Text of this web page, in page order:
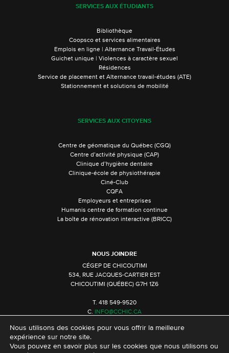
SERVICES AUX ÉTUDIANTS
Bibliothèque
Coopsco et services alimentaires
Emplois en ligne | Alternance Travail-Études
Guichet unique | Violences à caractère sexuel
Résidences
Service de placement et Alternance travail-études (ATE)
Stationnement et solutions de mobilité
SERVICES AUX CITOYENS
Centre de géomatique du Québec (CGQ)
Centre d’activité physique (CAP)
Clinique d’hygiène dentaire
Clinique-école de physiothérapie
Ciné-Club
CQFA
Employeurs et entreprises
Humanis centre de formation continue
La boîte de rénovation interactive (BRICC)
NOUS JOINDRE
CÉGEP DE CHICOUTIMI
534, RUE JACQUES-CARTIER EST
CHICOUTIMI (QUÉBEC) G7H 1Z6
T. 418 549-9520
C.
INFO@CCHIC.CA
Nous utilisons des cookies pour vous offrir la meilleure
expérience sur notre site.
Vous pouvez en savoir plus sur les cookies que nous utilisons ou